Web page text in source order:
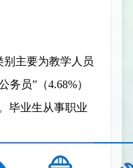
别主要为教学人员
务员”（4.68%）
毕业生从事职业